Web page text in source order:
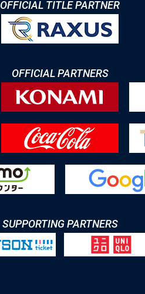
OFFICIAL TITLE PARTNER
OFFICIAL PARTNERS
SUPPORTING PARTNERS